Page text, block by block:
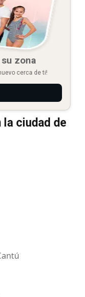
zona
cerca de ti!
ciudad de